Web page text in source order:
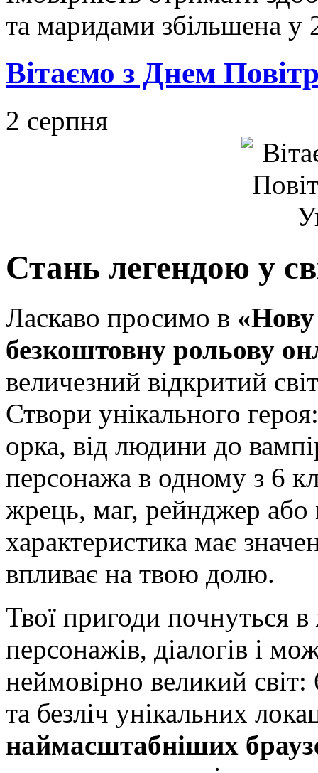
та маридами збільшена у
Вітаємо з Днем
2 серпня
Стань легендою у
Ласкаво просимо в
безкоштовну рольову
величезний відкритий
Створи унікального
орка, від людини до
персонажа в одному з 6
жрець, маг, рейнджер
характеристика має
впливає на твою долю.
Твої пригоди почнуться
персонажів, діалогів і
неймовірно великий світ:
та безліч унікальних
наймасштабніших